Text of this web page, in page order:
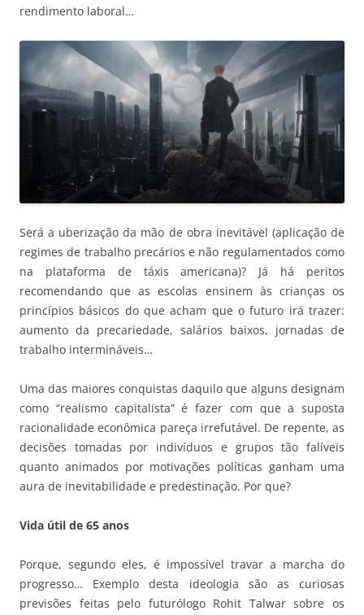
rendimento laboral…
Será a uberização da mão de obra inevitável (aplicação de
regimes de trabalho precários e não regulamentados como
na plataforma de táxis americana)? Já há peritos
recomendando que as escolas ensinem às crianças os
princípios básicos do que acham que o futuro irá trazer:
aumento da precariedade, salários baixos, jornadas de
trabalho intermináveis…
Uma das maiores conquistas daquilo que alguns designam
como “realismo capitalista” é fazer com que a suposta
racionalidade econômica pareça irrefutável. De repente, as
decisões tomadas por indivíduos e grupos tão falíveis
quanto animados por motivações políticas ganham uma
aura de inevitabilidade e predestinação. Por que?
Vida útil de 65 anos
Porque, segundo eles, é impossível travar a marcha do
progresso… Exemplo desta ideologia são as curiosas
previsões feitas pelo futurólogo Rohit Talwar sobre os